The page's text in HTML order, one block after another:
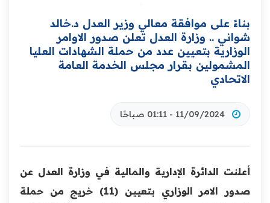
بناءً على موافقة معالي وزير العدل د.خالد
شواني .. وزارة العدل تعلن صدور الاوامر
الوزارية بتعيين عدد من حملة الشهادات العليا
المشمولين بقرار مجلس الخدمة العامة
الاتحادي
11/09/2024 - 01:11 صباحًا
أعلنت الدائرة الإدارية والمالية في وزارة العدل عن
صدور الامر الوزاري بتعيين (11) خريج من حملة